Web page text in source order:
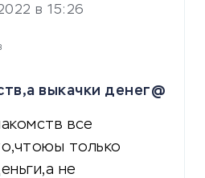
в 15:26
выкачки денег@
все
только
не